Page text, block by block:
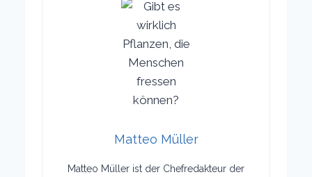
Matteo Müller
Matteo Müller ist der Chefredakteur der